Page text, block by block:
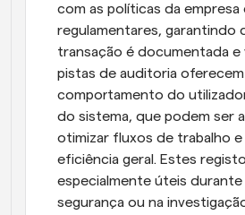
com as políticas da
regulamentares, garantindo
transação é documentada e
pistas de auditoria
comportamento do
do sistema, que podem ser
otimizar fluxos de trabalho e
eficiência geral. Estes
especialmente úteis
segurança ou na